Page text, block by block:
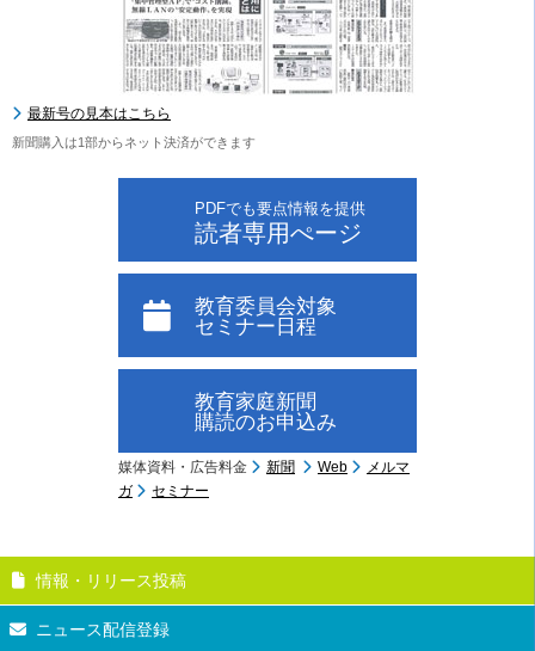
最新号の見本はこちら
新聞購入は1部からネット決済ができます
PDFでも要点情報を提供
読者専用ぺージ
教育委員会対象
セミナー日程
教育家庭新聞
購読のお申込み
媒体資料・広告料金 新聞 Web
メルマ
ガ
セミナー
情報・リリース投稿
ニュース配信登録